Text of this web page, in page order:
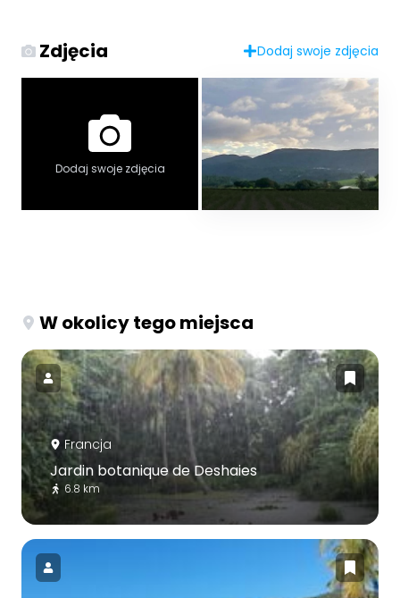
Zdjęcia Dodaj swoje zdjęcia
Dodaj swoje zdjęcia
W okolicy tego miejsca
Francja
Jardin botanique de Deshaies
6.8 km